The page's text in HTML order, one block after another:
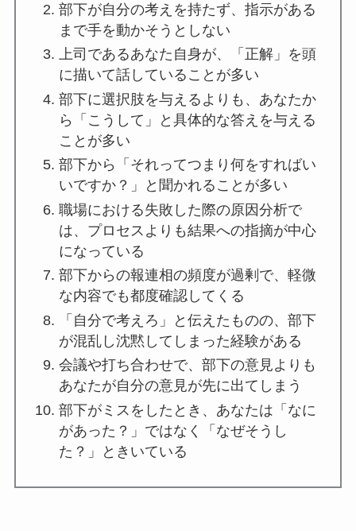
部下が自分の考えを持たず、指示がある
まで手を動かそうとしない
上司であるあなた自身が、「正解」を頭
に描いて話していることが多い
部下に選択肢を与えるよりも、あなたか
ら「こうして」と具体的な答えを与える
ことが多い
部下から「それってつまり何をすればい
いですか？」と聞かれることが多い
職場における失敗した際の原因分析で
は、プロセスよりも結果への指摘が中心
になっている
部下からの報連相の頻度が過剰で、軽微
な内容でも都度確認してくる
「自分で考えろ」と伝えたものの、部下
が混乱し沈黙してしまった経験がある
会議や打ち合わせで、部下の意見よりも
あなたが自分の意見が先に出てしまう
部下がミスをしたとき、あなたは「なに
があった？」ではなく「なぜそうし
た？」ときいている